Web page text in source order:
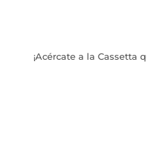
¡Acércate a la Cassetta